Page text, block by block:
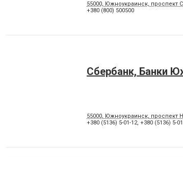
55000, Южноукраинск, проспект
+380 (800) 500500
Сбербанк, Банки
55000, Южноукраинск, проспект
+380 (5136) 5-01-12, +380 (5136) 5-